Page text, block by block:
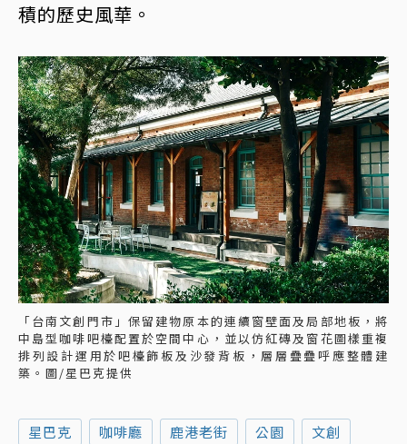
積的歷史風華。
「台南文創門市」保留建物原本的連續窗壁面及局部地板，將
中島型咖啡吧檯配置於空間中心，並以仿紅磚及窗花圖樣重複
排列設計運用於吧檯飾板及沙發背板，層層疊疊呼應整體建
築。圖/星巴克提供
星巴克 咖啡廳 鹿港老街 公園 文創